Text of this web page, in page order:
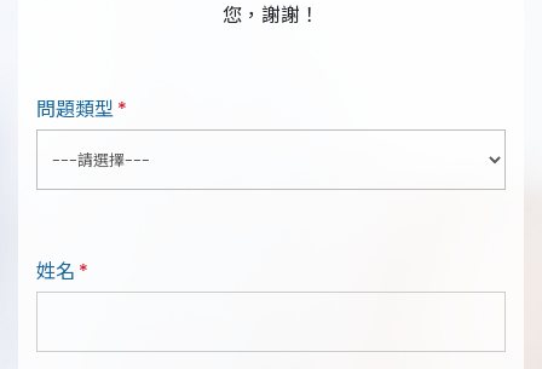
聯絡我們
您，謝謝！
問題類型*
姓名 *